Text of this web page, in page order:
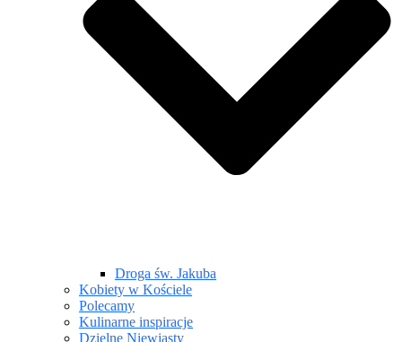
Droga św. Jakuba
Kobiety w Kościele
Polecamy
Kulinarne inspiracje
Dzielne Niewiasty